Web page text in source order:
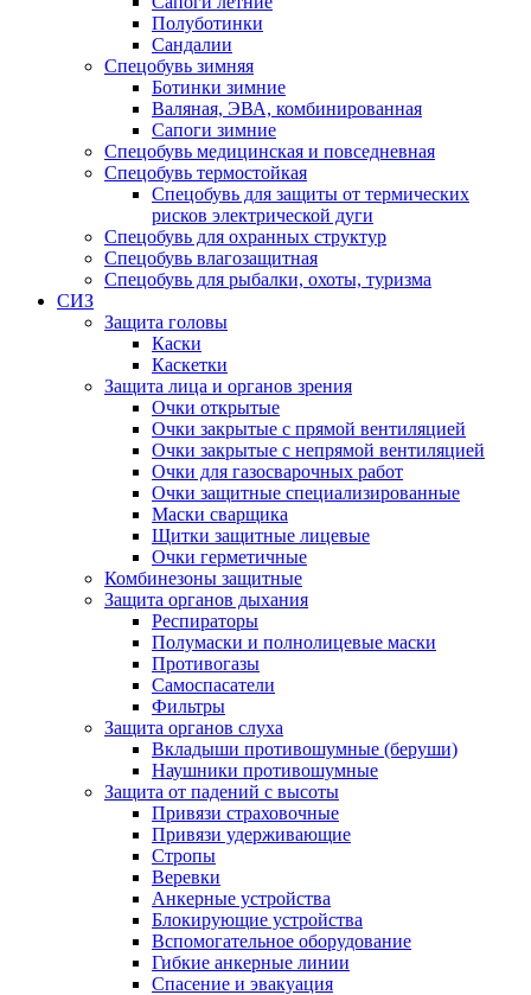
Полуботинки
Сандалии
Спецобувь зимняя
Ботинки зимние
Валяная, ЭВА, комбинированная
Сапоги зимние
Спецобувь медицинская и повседневная
Спецобувь термостойкая
Спецобувь для защиты от термических
рисков электрической дуги
Спецобувь для охранных структур
Спецобувь влагозащитная
Спецобувь для рыбалки, охоты, туризма
СИЗ
Защита головы
Каски
Каскетки
Защита лица и органов зрения
Очки открытые
Очки закрытые с прямой вентиляцией
Очки закрытые с непрямой вентиляцией
Очки для газосварочных работ
Очки защитные специализированные
Маски сварщика
Щитки защитные лицевые
Очки герметичные
Комбинезоны защитные
Защита органов дыхания
Респираторы
Полумаски и полнолицевые маски
Противогазы
Самоспасатели
Фильтры
Защита органов слуха
Вкладыши противошумные (беруши)
Наушники противошумные
Защита от падений с высоты
Привязи страховочные
Привязи удерживающие
Стропы
Веревки
Анкерные устройства
Блокирующие устройства
Вспомогательное оборудование
Гибкие анкерные линии
Спасение и эвакуация